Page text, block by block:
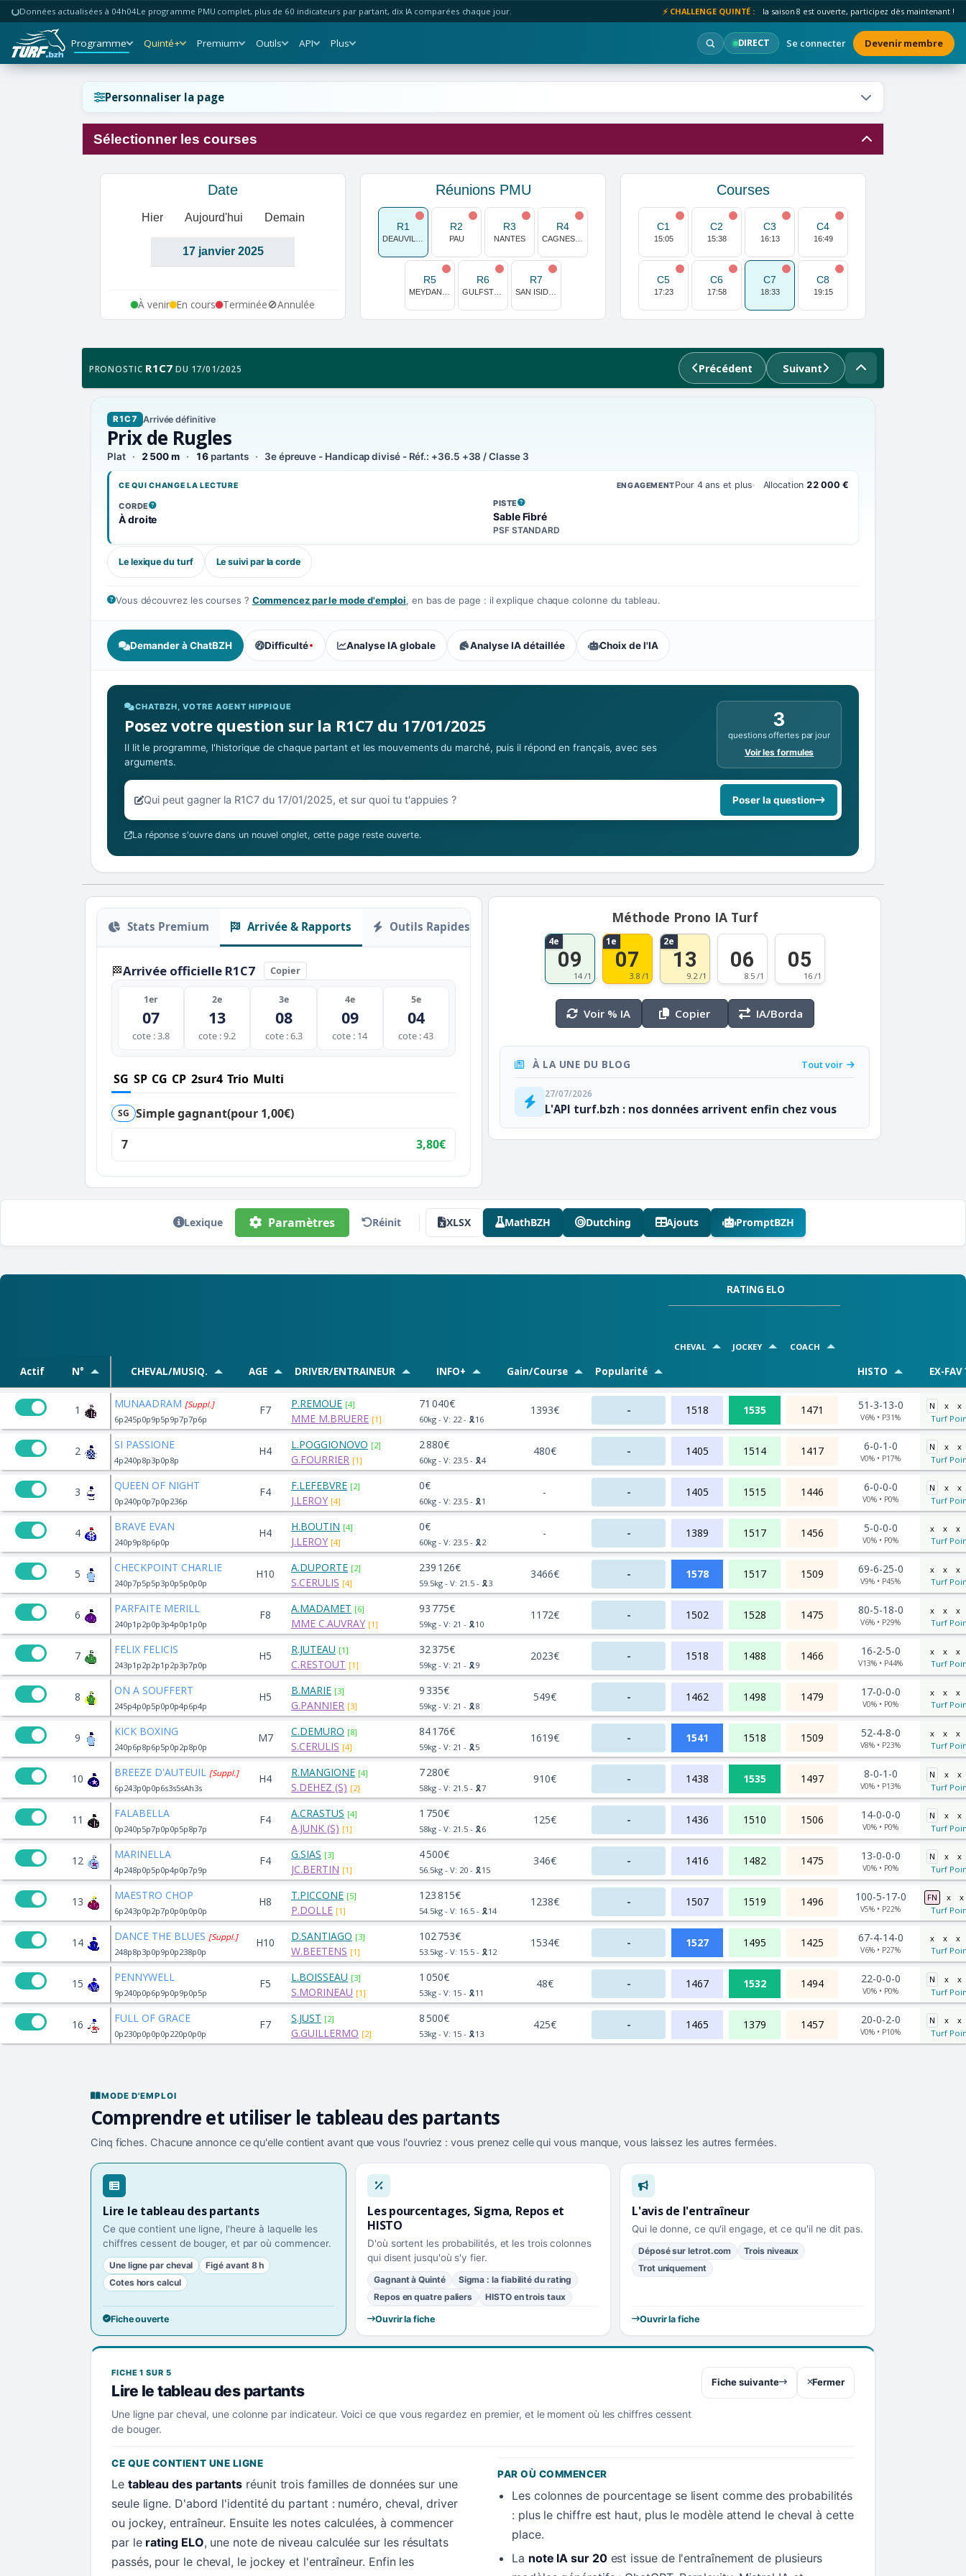
Données actualisées à 04h04Le programme PMU complet, plus de 60 indicateurs par partant, dix IA comparées chaque jour. ⚡ CHALLENGE QUINTÉ : la saison 8 est ouverte, participez dès maintenant !
Programme Quinté+ Premium Outils API Plus DIRECT Se connecter Devenir membre
Personnaliser la page
Sélectionner les courses
Date
Hier Aujourd'hui Demain
À venir En cours Terminée🚫Annulée
Réunions PMU
R1 R2
PAU
R3
NANTES
R4
R5 R6 R7
Courses
C1
15:05
C2
15:38
C3
16:13
C4
16:49
C5
17:23
C6
17:58
C7
18:33
C8
19:15
PRONOSTIC R1C7 DU 17/01/2025 Précédent Suivant
R1C7 Arrivée définitive
Prix de Rugles
Plat 2 500 m 16partants 3e épreuve - Handicap divisé - Réf.: +36.5 +38 / Classe 3
CE QUI CHANGE LA LECTURE ENGAGEMENTPour 4 ans et plus Allocation 22 000 €
CORDE
, VOIR LA DÉFINITION
À droite
PISTE
, VOIR LA DÉFINITION
Sable Fibré
PSF STANDARD
Le lexique du turf Le suivi par la corde
Vous découvrez les courses ? Commencez par le mode d'emploi, en bas de page : il explique chaque colonne du tableau.
Demander à ChatBZH Difficulté
, tendance des parieurs : Extrême
Analyse IA globale Analyse IA détaillée Choix de l'IA
CHATBZH, VOTRE AGENT HIPPIQUE
Posez votre question sur la R1C7 du 17/01/2025
Il lit le programme, l'historique de chaque partant et les mouvements du marché, puis il répond en français, avec ses
arguments.
3
questions offertes par jour
Voir les formules
Votre question sur la R1C7 du 17/01/2025
Poser la question
La réponse s'ouvre dans un nouvel onglet, cette page reste ouverte.
Stats Premium Arrivée & Rapports Outils Rapides
🏁Arrivée officielle R1C7 Copier
1er
07
cote : 3.8
2e
13
cote : 9.2
3e
08
cote : 6.3
4e
09
cote : 14
5e
04
cote : 43
SG SP CG CP 2sur4 Trio Multi
SG Simple gagnant(pour 1,00€)
7
3,80€
Méthode Prono IA Turf
4e
09
14 /1
1e
07
3.8 /1
2e
13
9.2 /1
06
8.5 /1
05
16 /1
Voir % IA Copier IA/Borda
À LA UNE DU BLOG Tout voir
27/07/2026
L'API turf.bzh : nos données arrivent enfin chez vous
Lexique Paramètres Réinit XLSX MathBZH Dutching Ajouts PromptBZH
Actif N° CHEVAL/MUSIQ. AGE DRIVER/ENTRAINEUR INFO+ Gain/Course Popularité
RATING ELO
CHEVAL JOCKEY COACH
HISTO EX-FAV
1 MUNAADRAM [Suppl.]
6p245p0p9p5p9p7p7p6p
F7 P.REMOUE [4]
MME M.BRUERE [1]
71 040€
60kg - V: 22 - 🎗️16
1393€ - 1518 1535 1471 51-3-13-0
V6% • P31%
N x
x
Turf
2 SI PASSIONE
4p240p8p3p0p8p
H4 L.POGGIONOVO [2]
G.FOURRIER [1]
2 880€
60kg - V: 23.5 - 🎗️4
480€ - 1405 1514 1417 6-0-1-0
V0% • P17%
N x
x
Turf
3 QUEEN OF NIGHT
0p240p0p7p0p236p
F4 F.LEFEBVRE [2]
J.LEROY [4]
0€
60kg - V: 23.5 - 🎗️1
- - 1405 1515 1446 6-0-0-0
V0% • P0%
N x
x
Turf
4 BRAVE EVAN
240p9p8p6p0p
H4 H.BOUTIN [4]
J.LEROY [4]
0€
60kg - V: 23.5 - 🎗️2
- - 1389 1517 1456 5-0-0-0
V0% • P0%
x x
x
Turf
5 CHECKPOINT CHARLIE
240p7p5p5p3p0p5p0p0p
H10 A.DUPORTE [2]
S.CERULIS [4]
239 126€
59.5kg - V: 21.5 - 🎗️3
3466€ - 1578 1517 1509 69-6-25-0
V9% • P45%
x x
x
Turf
6 PARFAITE MERILL
240p1p2p0p3p4p0p1p0p
F8 A.MADAMET [6]
MME C.AUVRAY [1]
93 775€
59kg - V: 21 - 🎗️10
1172€ - 1502 1528 1475 80-5-18-0
V6% • P29%
x x
x
Turf
7 FELIX FELICIS
243p1p2p2p1p2p3p7p0p
H5 R.JUTEAU [1]
C.RESTOUT [1]
32 375€
59kg - V: 21 - 🎗️9
2023€ - 1518 1488 1466 16-2-5-0
V13% • P44%
x x
x
Turf
8 ON A SOUFFERT
245p4p0p5p0p0p4p6p4p
H5 B.MARIE [3]
G.PANNIER [3]
9 335€
59kg - V: 21 - 🎗️8
549€ - 1462 1498 1479 17-0-0-0
V0% • P0%
x x
x
Turf
9 KICK BOXING
240p6p8p6p5p0p2p8p0p
M7 C.DEMURO [8]
S.CERULIS [4]
84 176€
59kg - V: 21 - 🎗️5
1619€ - 1541 1518 1509 52-4-8-0
V8% • P23%
x x
x
Turf
10 BREEZE D'AUTEUIL
[Suppl.]
6p243p0p0p6s3s5sAh3s
H4 R.MANGIONE [4]
S.DEHEZ (S) [2]
7 280€
58kg - V: 21.5 - 🎗️7
910€ - 1438 1535 1497 8-0-1-0
V0% • P13%
N x
x
Turf
11 FALABELLA
0p240p5p7p0p0p5p8p7p
F4 A.CRASTUS [4]
A.JUNK (S) [1]
1 750€
58kg - V: 21.5 - 🎗️6
125€ - 1436 1510 1506 14-0-0-0
V0% • P0%
N x
x
Turf
12 MARINELLA
4p248p0p5p0p4p0p7p9p
F4 G.SIAS [3]
JC.BERTIN [1]
4 500€
56.5kg - V: 20 - 🎗️15
346€ - 1416 1482 1475 13-0-0-0
V0% • P0%
N x
x
Turf
13 MAESTRO CHOP
6p243p0p2p7p0p0p0p0p
H8 T.PICCONE [5]
P.DOLLE [1]
123 815€
54.5kg - V: 16.5 - 🎗️14
1238€ - 1507 1519 1496 100-5-17-0
V5% • P22%
FN x
x
Turf
14 DANCE THE BLUES [Suppl.]
248p8p3p0p9p0p238p0p
H10 D.SANTIAGO [3]
W.BEETENS [1]
102 753€
53.5kg - V: 15.5 - 🎗️12
1534€ - 1527 1495 1425 67-4-14-0
V6% • P27%
x x
x
Turf
15 PENNYWELL
9p240p0p6p9p0p9p0p5p
F5 L.BOISSEAU [3]
S.MORINEAU [1]
1 050€
53kg - V: 15 - 🎗️11
48€ - 1467 1532 1494 22-0-0-0
V0% • P0%
N x
x
Turf
16 FULL OF GRACE
0p230p0p0p0p220p0p0p
F7 S.JUST [2]
G.GUILLERMO [2]
8 500€
53kg - V: 15 - 🎗️13
425€ - 1465 1379 1457 20-0-2-0
V0% • P10%
N x
x
Turf
MODE D'EMPLOI
Comprendre et utiliser le tableau des partants
Cinq fiches. Chacune annonce ce qu'elle contient avant que vous l'ouvriez : vous prenez celle qui vous manque, vous laissez les autres fermées.
Lire le tableau des partants
Ce que contient une ligne, l'heure à laquelle les
chiffres cessent de bouger, et par où commencer.
Une ligne par cheval
Figé avant 8 h
Cotes hors calcul
Fiche ouverte
Les pourcentages, Sigma, Repos et
HISTO
D'où sortent les probabilités, et les trois colonnes
qui disent jusqu'où s'y fier.
Gagnant à Quinté
Sigma : la fiabilité du rating
Repos en quatre paliers
HISTO en trois taux
Ouvrir la fiche
L'avis de l'entraîneur
Qui le donne, ce qu'il engage, et ce qu'il ne dit pas.
Déposé sur letrot.com
Trois niveaux
Trot uniquement
Ouvrir la fiche
FICHE 1 SUR 5
Lire le tableau des partants
Une ligne par cheval, une colonne par indicateur. Voici ce que vous regardez en premier, et le moment où les chiffres cessent
de bouger.
Fiche suivante Fermer
CE QUE CONTIENT UNE LIGNE
Le tableau des partants réunit trois familles de données sur une
seule ligne. D'abord l'identité du partant : numéro, cheval, driver
ou jockey, entraîneur. Ensuite les notes calculées, à commencer
par le rating ELO, une note de niveau calculée sur les résultats
passés, pour le cheval, le jockey et l'entraîneur. Enfin les
PAR OÙ COMMENCER
Les colonnes de pourcentage se lisent comme des probabilités
: plus le chiffre est haut, plus le modèle attend le cheval à cette
place.
La note IA sur 20est issue de l'entraînement de plusieurs
Réinitialiser l'affichage ?
Annuler